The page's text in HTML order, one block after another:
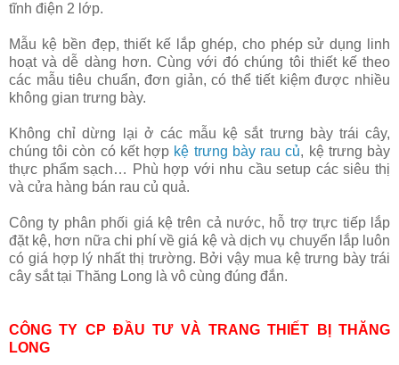
tĩnh điện 2 lớp.
Mẫu kệ bền đẹp, thiết kế lắp ghép, cho phép sử dụng linh
hoạt và dễ dàng hơn. Cùng với đó chúng tôi thiết kế theo
các mẫu tiêu chuẩn, đơn giản, có thể tiết kiệm được nhiều
không gian trưng bày.
Không chỉ dừng lại ở các mẫu kệ sắt trưng bày trái cây,
chúng tôi còn có kết hợp kệ trưng bày rau củ, kệ trưng bày
thực phẩm sạch… Phù hợp với nhu cầu setup các siêu thị
và cửa hàng bán rau củ quả.
Công ty phân phối giá kệ trên cả nước, hỗ trợ trực tiếp lắp
đặt kệ, hơn nữa chi phí về giá kệ và dịch vụ chuyển lắp luôn
có giá hợp lý nhất thị trường. Bởi vậy mua kệ trưng bày trái
cây sắt tại Thăng Long là vô cùng đúng đắn.
CÔNG TY CP ĐẦU TƯ VÀ TRANG THIẾT BỊ THĂNG
LONG